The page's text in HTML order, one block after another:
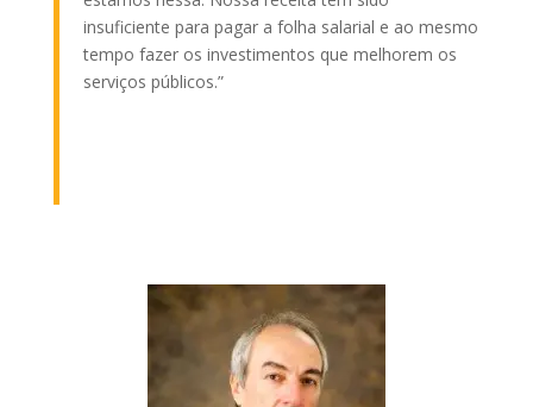
insuficiente para pagar a folha salarial e ao mesmo
tempo fazer os investimentos que melhorem os
serviços públicos.”